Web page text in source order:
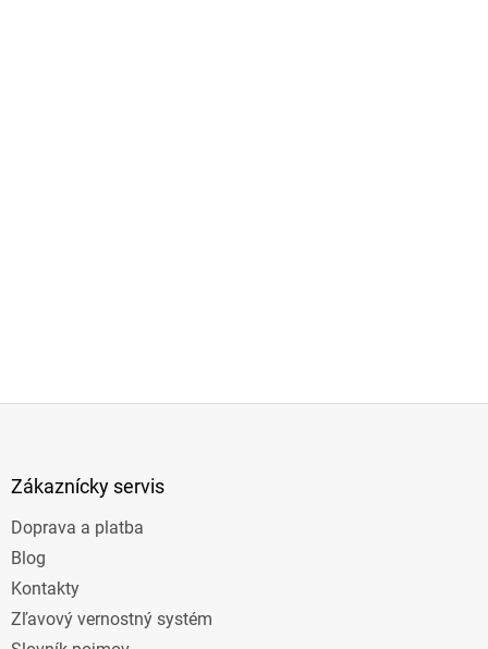
Zákaznícky servis
Doprava a platba
Blog
Kontakty
Zľavový vernostný systém